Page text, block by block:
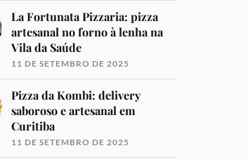
La Fortunata Pizzaria: pizza
artesanal no forno à lenha na
Vila da Saúde
11 DE SETEMBRO DE 2025
Pizza da Kombi: delivery
saboroso e artesanal em
Curitiba
11 DE SETEMBRO DE 2025